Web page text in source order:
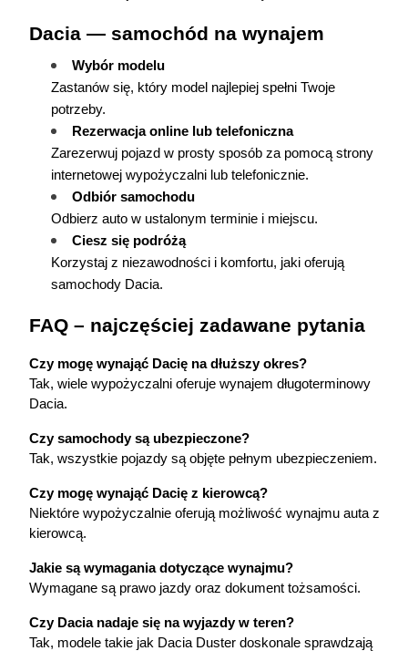
Dacia — samochód na wynajem
Wybór modelu
Zastanów się, który model najlepiej spełni Twoje
potrzeby.
Rezerwacja online lub telefoniczna
Zarezerwuj pojazd w prosty sposób za pomocą strony
internetowej wypożyczalni lub telefonicznie.
Odbiór samochodu
Odbierz auto w ustalonym terminie i miejscu.
Ciesz się podróżą
Korzystaj z niezawodności i komfortu, jaki oferują
samochody Dacia.
FAQ – najczęściej zadawane pytania
Czy mogę wynająć Dacię na dłuższy okres?
Tak, wiele wypożyczalni oferuje wynajem długoterminowy
Dacia.
Czy samochody są ubezpieczone?
Tak, wszystkie pojazdy są objęte pełnym ubezpieczeniem.
Czy mogę wynająć Dacię z kierowcą?
Niektóre wypożyczalnie oferują możliwość wynajmu auta z
kierowcą.
Jakie są wymagania dotyczące wynajmu?
Wymagane są prawo jazdy oraz dokument tożsamości.
Czy Dacia nadaje się na wyjazdy w teren?
Tak, modele takie jak Dacia Duster doskonale sprawdzają